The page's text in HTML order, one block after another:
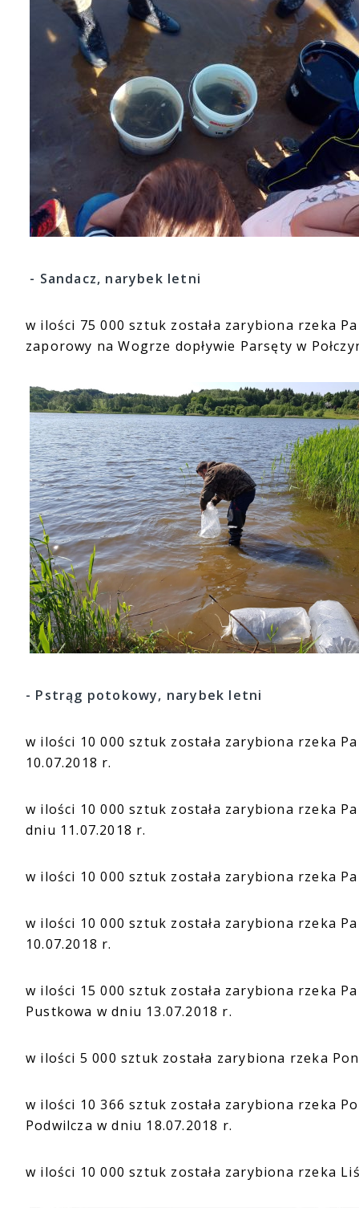
- Sandacz, narybek letni
w ilości 75 000 sztuk została zarybiona rzeka
zaporowy na Wogrze dopływie Parsęty w
- Pstrąg potokowy, narybek letni
w ilości 10 000 sztuk została zarybiona rzeka
10.07.2018 r.
w ilości 10 000 sztuk została zarybiona rzeka
dniu 11.07.2018 r.
w ilości 10 000 sztuk została zarybiona rzeka
w ilości 10 000 sztuk została zarybiona rzeka
10.07.2018 r.
w ilości 15 000 sztuk została zarybiona rzeka
Pustkowa w dniu 13.07.2018 r.
w ilości 5 000 sztuk została zarybiona rzeka
w ilości 10 366 sztuk została zarybiona rzeka
Podwilcza w dniu 18.07.2018 r.
w ilości 10 000 sztuk została zarybiona rzeka